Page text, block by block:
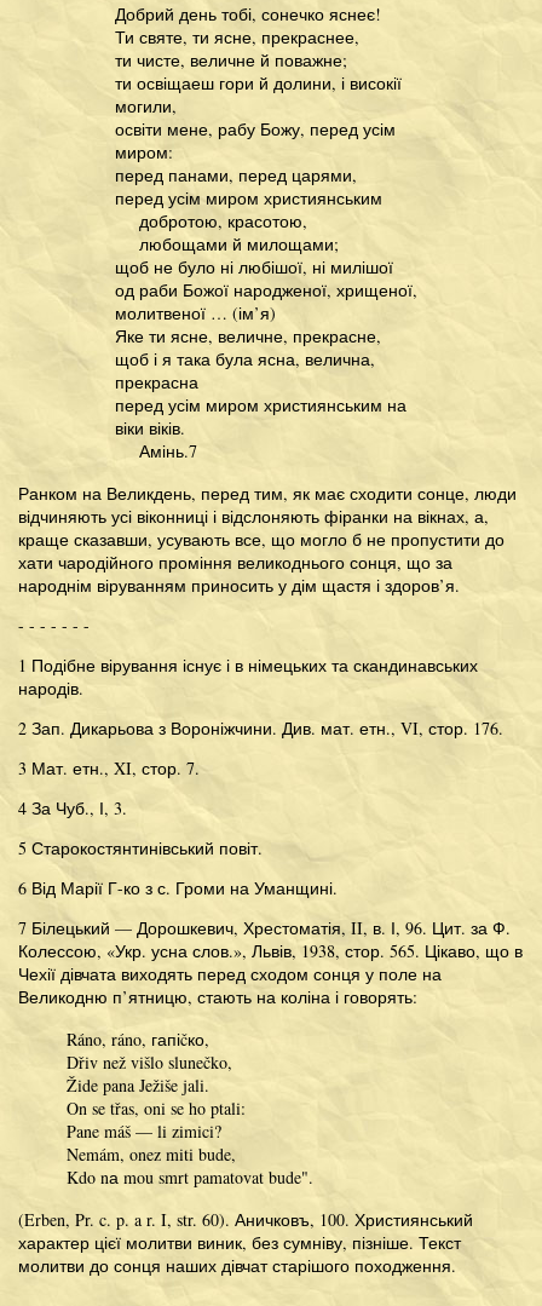
Добрий день тобі, сонечко яснеє!
Ти святе, ти ясне, прекраснее,
ти чисте, величне й поважне;
ти освіщаеш гори й долини, і високії
могили,
освіти мене, рабу Божу, перед усім
миром:
перед панами, перед царями,
перед усім миром християнським
добротою, красотою,
любощами й милощами;
щоб не було ні любішої, ні милішої
од раби Божої народженої, хрищеної,
молитвеної … (ім’я)
Яке ти ясне, величне, прекрасне,
щоб і я така була ясна, велична,
прекрасна
перед усім миром християнським на
віки віків.
Амінь.7
Ранком на Великдень, перед тим, як має сходити сонце, люди
відчиняють усі віконниці і відслоняють фіранки на вікнах, а,
краще сказавши, усувають все, що могло б не пропустити до
хати чародійного проміння великоднього сонця, що за
народнім віруванням приносить у дім щастя і здоров’я.
- - - - - - -
1 Подібне вірування існує і в німецьких та скандинавських
народів.
2 Зап. Дикарьова з Вороніжчини. Див. мат. етн., VI, стор. 176.
3 Мат. етн., XI, стор. 7.
4 За Чуб., І, 3.
5 Старокостянтинівський повіт.
6 Від Марії Г-ко з с. Громи на Уманщині.
7 Білецький — Дорошкевич, Хрестоматія, II, в. І, 96. Цит. за Ф.
Колессою, «Укр. усна слов.», Львів, 1938, стор. 565. Цікаво, що в
Чехії дівчата виходять перед сходом сонця у поле на
Великодню п’ятницю, стають на коліна і говорять:
Ráno, ráno, гапіčко,
Dřiv než višlo slunečko,
Žide pana Ježiše jali.
On se třas, oni se ho ptali:
Pane máš — li zimici?
Nemám, onez miti bude,
Kdo nа mou smrt pamatovat bude".
(Erben, Pr. c. p. a r. I, str. 60). Аничковъ, 100. Християнський
характер цієї молитви виник, без сумніву, пізніше. Текст
молитви до сонця наших дівчат старішого походження.